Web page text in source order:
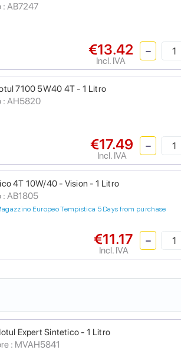
: AB7247
€13.42
Incl. IVA
7100 5W40 4T - 1 Litro
: AH5820
€17.49
Incl. IVA
4T 10W/40 - Vision - 1 Litro
: AB1805
Europeo Tempistica 5 Days from purchase
€11.17
Incl. IVA
Expert Sintetico - 1 Litro
: MVAH5841